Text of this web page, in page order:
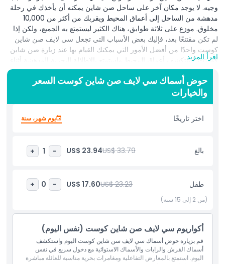
وجيه. لا يوجد مكان آخر على ساحل صن شاين يمكنه أن يأخذك في رحلة
مدهشة من الساحل إلى أعماق المحيط ويقربك من أكثر من 10,000
مخلوق. موزع على ثلاثة طوابق، هناك الكثير ليستمتع به الجميع، ولكن إذا
لم تكن مقتنعًا بعد، فإليك بعض الأسباب التي تجعل سي لايف صن شاين
كوست واحدًا من أفضل الأمور التي يمكنك القيام بها عند زيارة صن شاين
كوست. استكشف أعماق المحيط واستمتع بالإطلالة البحرية المدهشة أثناء
اكتشافك ثلاث مناطق مختلفة وفريدة.
مع آلاف الكائنات المائية المدهشة، من المؤكد أنك ستُسحَر بعروض عالمنا
تحت الماء. في قلب مولولابا، ستجد مئات الأنواع البحرية في مناطق
طيور البطريق الجديدة كليًا، نفق المحيط الشهير، جزيرة الفقمات وحوض
اقترب من أكثر من 10,000 مخلوق بما في ذلك واحدة من أكبر مجموعات
استكشف أعماق المحيط بينما تمشي تحت نفق المحيط الذي يبلغ طوله
استمتع بموقع هذا المكان الملائم في قلب مولولابا، على بعد ساعة
وعشرون دقيقة بالسيارة فقط من بريسبان.
المتضمنات
اقرأ المزيد
حوض أسماك سي لايف صن شاين كوست السعر
والخيارات
اختر تاريخًا يوم شهر، سنة
بالغ US$ 33.79
US$ 23.94
-
1
+
طفل US$ 23.23
US$ 17.60
-
0
+
(من 2 إلى 15 سنة)
أكواريوم سي لايف صن شاين كوست (نفس اليوم)
قم بزيارة حوض أسماك سي لايف سن شاين كوست اليوم واستكشف
أسماك القرش والرايات والأسماك الاستوائية مع دخول سريع في نفس
اليوم. استمتع بالمعارض التفاعلية ومغامرات بحرية مناسبة للعائلة مباشرة